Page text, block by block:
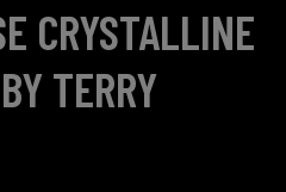
CRYSTALLINE
TERRY